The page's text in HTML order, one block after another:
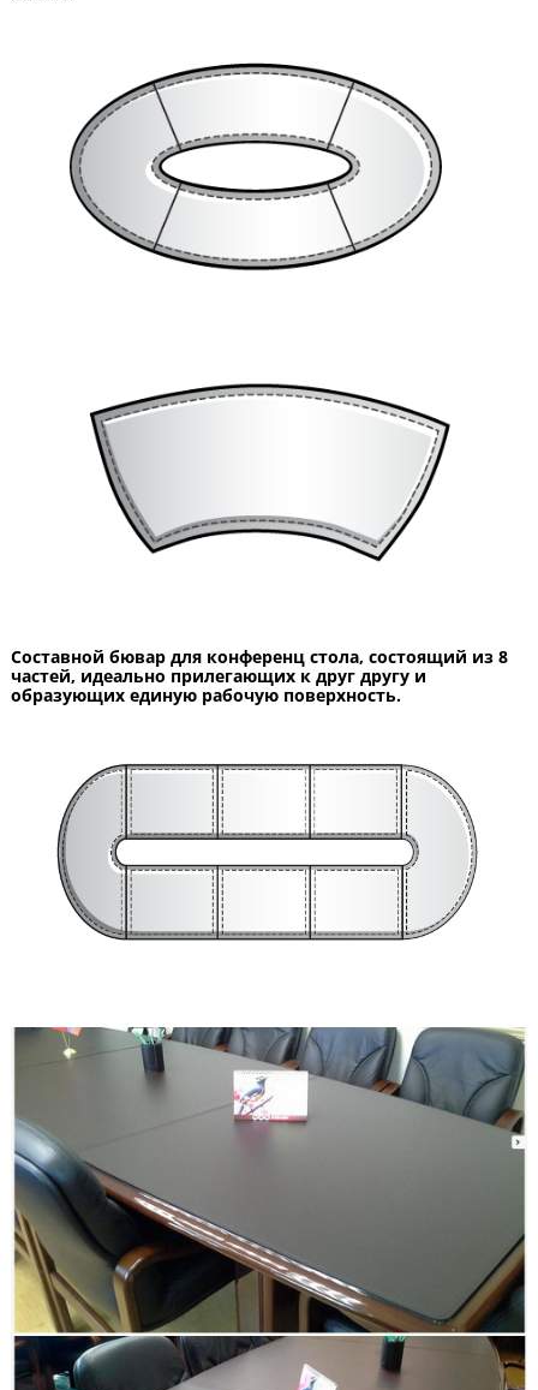
Составной бювар для конференц стола, состоящий из 8
частей, идеально прилегающих к друг другу и
образующих единую рабочую поверхность.